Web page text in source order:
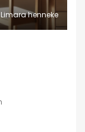
Limara henneke